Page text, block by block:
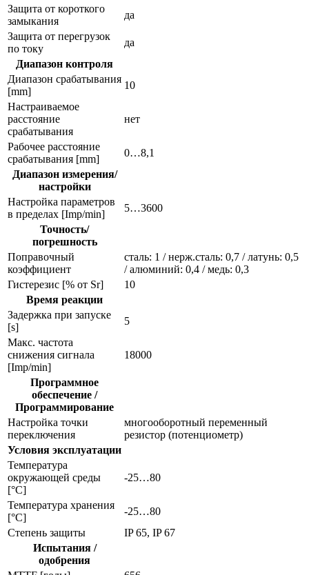
Защита от короткого
замыкания
да
Защита от перегрузок
по току
да
Диапазон контроля
Диапазон срабатывания
[mm]
10
Настраиваемое
расстояние
срабатывания
нет
Рабочее расстояние
срабатывания [mm]
0…8,1
Диапазон измерения/
настройки
Настройка параметров
в пределах [Imp/min]
5…3600
Точность/
погрешность
Поправочный
коэффициент
сталь: 1 / нерж.сталь: 0,7 / латунь: 0,5
/ алюминий: 0,4 / медь: 0,3
Гистерезис [% от Sr]
10
Время реакции
Задержка при запуске
[s]
5
Макс. частота
снижения сигнала
[Imp/min]
18000
Программное
обеспечение /
Программирование
Настройка точки
переключения
многооборотный переменный
резистор (потенциометр)
Условия эксплуатации
Температура
окружающей среды
[°C]
-25…80
Температура хранения
[°C]
-25…80
Степень защиты
IP 65, IP 67
Испытания /
одобрения